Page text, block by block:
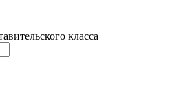
класса